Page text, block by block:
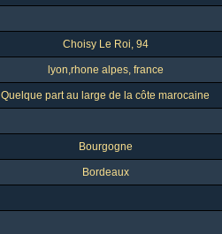
Choisy Le Roi, 94
lyon,rhone alpes, france
Quelque part au large de la côte marocaine
Bourgogne
Bordeaux